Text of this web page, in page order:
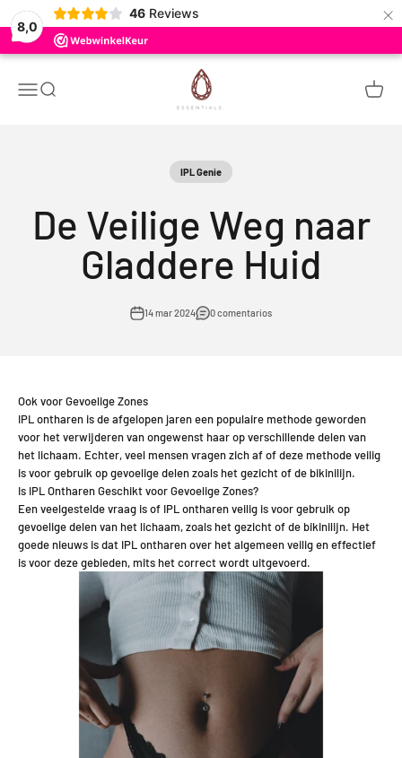
8,0
46 Reviews ×
Ir al contenido
MenúBuscar
Ruby Essentials
Carrito
IPL Genie
De Veilige Weg naar
Gladdere Huid
14 mar 2024 0 comentarios
Ook voor Gevoelige Zones
IPL ontharen is de afgelopen jaren een populaire methode geworden
voor het verwijderen van ongewenst haar op verschillende delen van
het lichaam. Echter, veel mensen vragen zich af of deze methode veilig
is voor gebruik op gevoelige delen zoals het gezicht of de bikinilijn.
Is IPL Ontharen Geschikt voor Gevoelige Zones?
Een veelgestelde vraag is of IPL ontharen veilig is voor gebruik op
gevoelige delen van het lichaam, zoals het gezicht of de bikinilijn. Het
goede nieuws is dat IPL ontharen over het algemeen veilig en effectief
is voor deze gebieden, mits het correct wordt uitgevoerd.